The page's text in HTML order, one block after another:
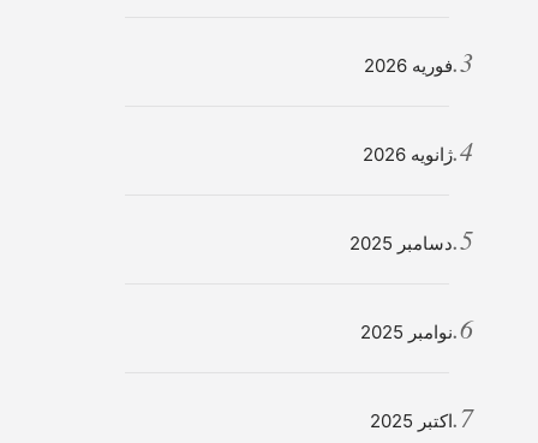
فوریه 2026
ژانویه 2026
دسامبر 2025
نوامبر 2025
اکتبر 2025